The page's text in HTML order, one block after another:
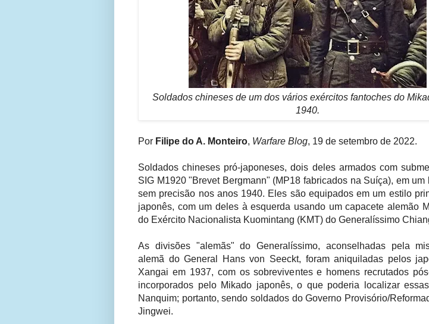
Soldados chineses de um dos vários exércitos fantoches do
1940.
Por Filipe do A. Monteiro, Warfare Blog, 19 de setembro de 2022.
Soldados chineses pró-japoneses, dois deles armados com
SIG M1920 "Brevet Bergmann" (MP18 fabricados na Suíça), em um
sem precisão nos anos 1940. Eles são equipados em um estilo
japonês, com um deles à esquerda usando um capacete alemão
do Exército Nacionalista Kuomintang (KMT) do Generalíssimo
As divisões "alemãs" do Generalíssimo, aconselhadas pela
alemã do General
Hans von Seeckt, foram aniquiladas pelos
Xangai em 1937, com os sobreviventes e homens recrutados
incorporados pelo Mikado japonês, o que poderia localizar
Nanquim; portanto, sendo soldados do Governo Provisório/
Jingwei.